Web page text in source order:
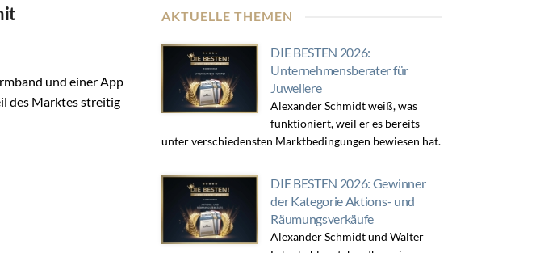
und einer App
des Marktes streitig
AKTUELLE THEMEN
DIE BESTEN 2026:
Unternehmensberater für
Juweliere
Alexander Schmidt weiß, was
funktioniert, weil er es bereits
unter verschiedensten Marktbedingungen bewiesen hat.
DIE BESTEN 2026: Gewinner
der Kategorie Aktions- und
Räumungsverkäufe
Alexander Schmidt und Walter